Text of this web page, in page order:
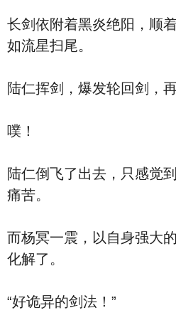
长剑依附着黑炎绝阳，顺
如流星扫尾。
陆仁挥剑，爆发轮回剑，
噗！
陆仁倒飞了出去，只感觉
痛苦。
而杨冥一震，以自身强大
化解了。
“好诡异的剑法！”